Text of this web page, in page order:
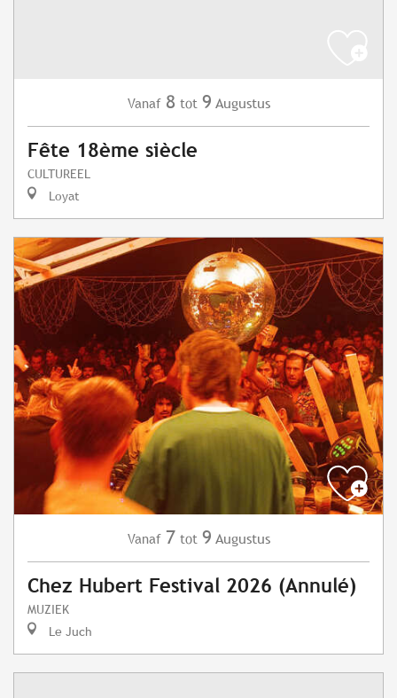
Vanaf 8 tot 9 Augustus
Fête 18ème siècle
CULTUREEL
Loyat
Vanaf 7 tot 9 Augustus
Chez Hubert Festival 2026 (Annulé)
MUZIEK
Le Juch